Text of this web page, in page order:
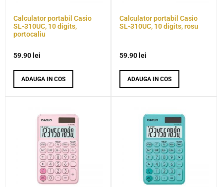
Calculator portabil Casio
SL-310UC, 10 digits,
portocaliu
59.90 lei
ADAUGA IN COS
Calculator portabil Casio
SL-310UC, 10 digits, rosu
59.90 lei
ADAUGA IN COS